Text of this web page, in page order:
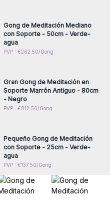
para sesiones de
más.
Desde gongs pequeños
Gong de Meditación Mediano
con Soporte - 50cm - Verde-
agua
PVP : €262.50/Gong
Inicie sesión o regístrese
Gran Gong de Meditación en
Soporte Marrón Antiguo - 80cm
- Negro
PVP : €812.50/Gong
Inicie sesión o regístrese
Pequeño Gong de Meditación
con Soporte - 25cm - Verde-
agua
PVP : €137.50/Gong